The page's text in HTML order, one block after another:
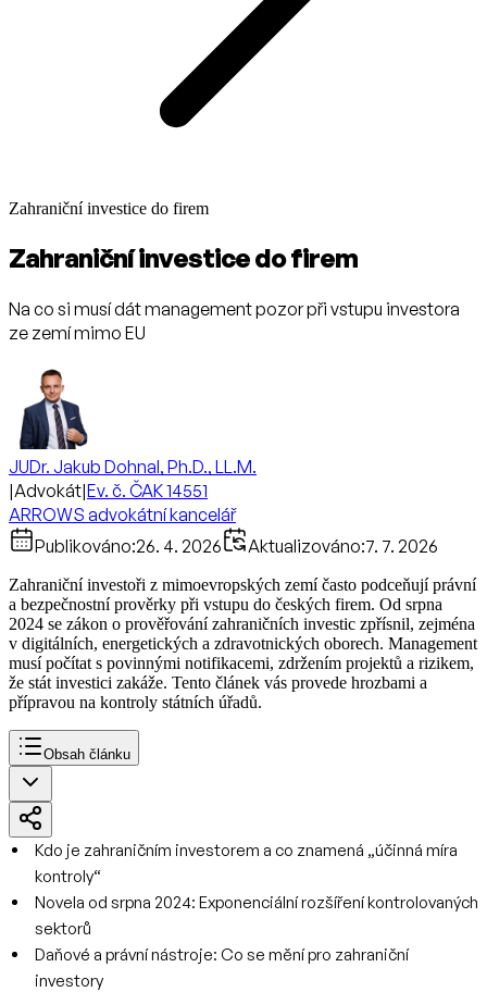
Zahraniční investice do firem
Zahraniční investice do firem
Na co si musí dát management pozor při vstupu investora
ze zemí mimo EU
JUDr. Jakub Dohnal, Ph.D., LL.M.
|Advokát|Ev. č. ČAK 14551
ARROWS advokátní kancelář
Publikováno:26. 4. 2026 Aktualizováno:7. 7. 2026
Zahraniční investoři z mimoevropských zemí často podceňují právní
a bezpečnostní prověrky při vstupu do českých firem. Od srpna
2024 se zákon o prověřování zahraničních investic zpřísnil, zejména
v digitálních, energetických a zdravotnických oborech. Management
musí počítat s povinnými notifikacemi, zdržením projektů a rizikem,
že stát investici zakáže. Tento článek vás provede hrozbami a
přípravou na kontroly státních úřadů.
Obsah článku
Kdo je zahraničním investorem a co znamená „účinná míra
kontroly“
Novela od srpna 2024: Exponenciální rozšíření kontrolovaných
sektorů
Daňové a právní nástroje: Co se mění pro zahraniční
investory